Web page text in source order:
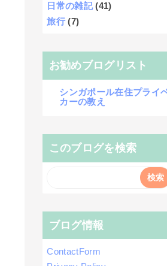
日常の雑記 (41)
旅行 (7)
お勧めブログリスト
シンガポール在住プライ
カーの教え
このブログを検索
ブログ情報
ContactForm